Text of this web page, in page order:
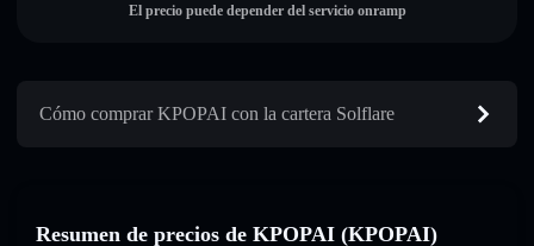
El precio puede depender del servicio onramp
Cómo comprar KPOPAI con la cartera Solflare
Resumen de precios de KPOPAI (KPOPAI)